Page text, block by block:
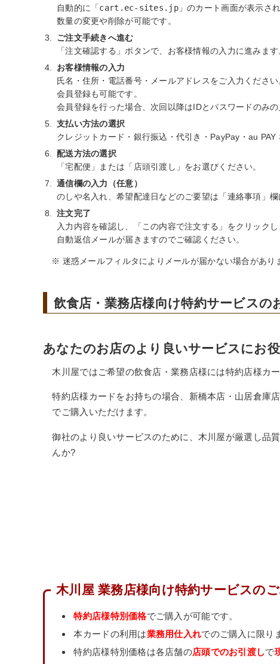
自動的に「cart.ec-sites.jp」のカート画面が表示され
数量の変更や削除が可能です。
ご注文手続きへ進む
「注文確認する」ボタンで、お客様情報の入力に進みます
お客様情報の入力
氏名・住所・電話番号・メールアドレスをご入力ください
会員登録も可能です。
会員登録を行った場合、次回以降はIDとパスワードのみ
支払い方法の選択
クレジットカード・銀行振込・代引き・PayPay・au PAY
配送方法の選択
「宅配便」または「店頭引渡し」をお選びください。
通信欄の入力（任意）
のしや名入れ、希望配達日などのご要望は「連絡事項」欄
注文完了
入力内容を確認し、「この内容で注文する」をクリックし
自動返信メールが届きますのでご確認ください。
※ 迷惑メールフィルタによりメールが届かない場合があ
飲食店・業務店様向け特約サービスの
あなたのお店のより良いサービスにお
木川屋ではご希望の飲食店・業務店様には特約店様カ
特約店様カードをお持ちの場合、新橋本店・山居倉庫
でご購入いただけます。
御社のより良いサービスのために、木川屋が厳選し品
んか?
木川屋 業務店様向け特約サービスの
特約店様特別価格でご購入が可能です。
本カードの利用は業務用仕入れでのご購入に限り
特約店様特別価格は各店舗の店頭でのお引渡しで